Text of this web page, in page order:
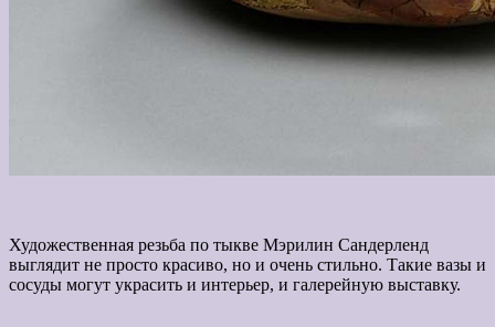
Художественная резьба по тыкве Мэрилин Сандерленд
выглядит не просто красиво, но и очень стильно. Такие вазы и
сосуды могут украсить и интерьер, и галерейную выставку.